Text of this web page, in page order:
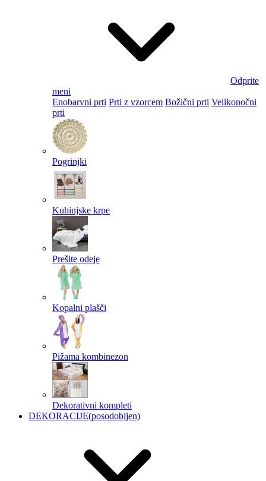
Odprite
meni
Enobarvni prti Prti z vzorcem Božični prti Velikonočni
prti​
Pogrinjki
Kuhinjske krpe
Prešite odeje
Kopalni plašči
Pižama kombinezon
Dekorativni kompleti
DEKORACIJE(posodobljen)